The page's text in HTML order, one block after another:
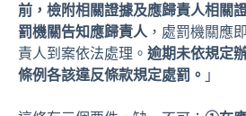
前，檢附相關證據及應歸責人相關
罰機關告知應歸責人 ，處罰機關應
責人到案依法處理。 逾期未依規定
條例各該違反條款規定處罰。 」